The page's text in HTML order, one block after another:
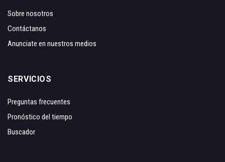
Sobre nosotros
Contáctanos
Anunciate en nuestros medios
SERVICIOS
Preguntas frecuentes
Pronóstico del tiempo
Buscador